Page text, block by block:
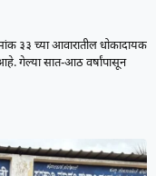
३३ च्या आवारातील धोकादायक
गेल्या सात-आठ वर्षांपासून